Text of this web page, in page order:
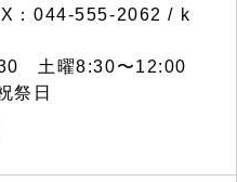
：044-555-2062 / k
土曜8:30〜12:00
祭日